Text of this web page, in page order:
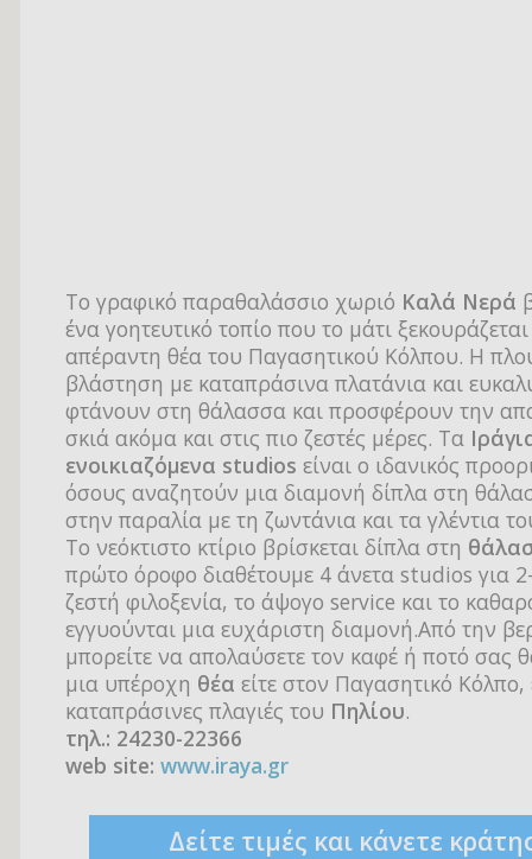
Το γραφικό παραθαλάσσιο χωριό Καλά Νερά
ένα γοητευτικό τοπίο που το μάτι
απέραντη θέα του Παγασητικού Κόλπου. Η
βλάστηση με καταπράσινα πλατάνια και
φτάνουν στη θάλασσα και προσφέρουν την
σκιά ακόμα και στις πιο ζεστές μέρες. Τα
ενοικιαζόμενα studios είναι ο ιδανικός
όσους αναζητούν μια διαμονή δίπλα στη
στην παραλία με τη ζωντάνια και τα γλέντια
Το νεόκτιστο κτίριο βρίσκεται δίπλα στη
πρώτο όροφο διαθέτουμε 4 άνετα studios για
ζεστή φιλοξενία, το άψογο service και το
εγγυούνται μια ευχάριστη διαμονή.Από την
μπορείτε να απολαύσετε τον καφέ ή ποτό σας
μια υπέροχη θέα είτε στον Παγασητικό Κόλπο,
καταπράσινες πλαγιές του Πηλίου.
τηλ.: 24230-22366
web site: www.iraya.gr
Δείτε τιμές και κάνετε